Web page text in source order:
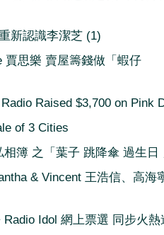
新認識李潔芝 (1)
賈思樂 賣屋籌錢做「蝦仔
Raised $3,700 on Pink
of 3 Cities
相簿 之「葉子 跳降傘 過生日
& Vincent 王浩信、高海
Radio Idol 網上票選 同步火熱